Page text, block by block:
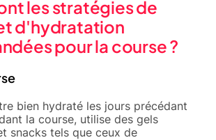
les stratégies de
d'hydratation
pour la course ?
bien hydraté les jours précédant
la course, utilise des gels
snacks tels que ceux de